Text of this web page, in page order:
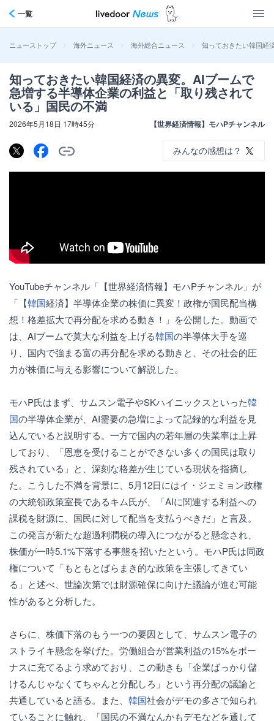
一覧
ニューストップ > 海外ニュース > 海外総合ニュース > 知っておきたい韓国経
知っておきたい韓国経済の異変。AIブームで
急増する半導体企業の利益と「取り残されて
いる」国民の不満
2026年5月18日 17時45分 【世界経済情報】モハPチャンネル
みんなの感想は？
YouTubeチャンネル「【世界経済情報】モハPチャンネル」が
「【韓国経済】半導体企業の株価に異変！政権が国民配当構
想！格差拡大で再分配を求める動き！」を公開した。動画で
は、AIブームで莫大な利益を上げる韓国の半導体大手を巡
り、国内で強まる富の再分配を求める動きと、その社会的圧
力が株価に与える影響について解説した。
モハP氏はまず、サムスン電子やSKハイニックスといった韓
国の半導体企業が、AI需要の急増によって記録的な利益を見
込んでいると説明する。一方で国内の若年層の失業率は上昇
しており、「恩恵を受けることができない多くの国民は取り
残されている」と、深刻な格差が生じている現状を指摘し
た。こうした不満を背景に、5月12日にはイ・ジェミョン政権
の大統領政策室長であるキム氏が、「AIに関連する利益への
課税を財源に、国民に対して配当を支払うべきだ」と言及。
この発言が新たな超過利潤税の導入につながると懸念され、
株価が一時5.1%下落する事態を招いたという。モハP氏は同政
権について「もともとばらまき的な政策を主張してきてい
る」と述べ、世論次第では財源確保に向けた議論が進む可能
性があると分析した。
さらに、株価下落のもう一つの要因として、サムスン電子の
ストライキ懸念を挙げた。労働組合が営業利益の15%をボー
ナスに充てるよう求めており、この動きも「企業ばっかり儲
けるんじゃなくてちゃんと分配しろ」という再分配の議論と
共通していると語る。また、 韓国社会がデモの多さで知られ
ていることに触れ、「国民の不満なんかもデモなどを通して